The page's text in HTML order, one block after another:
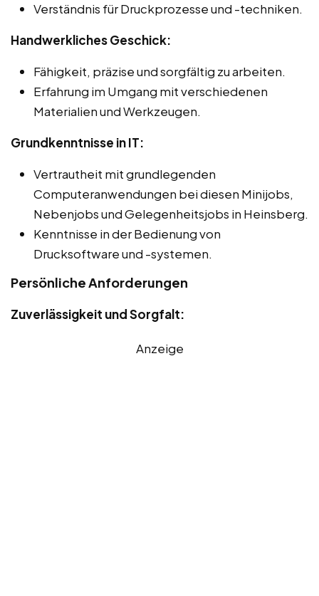
Verständnis für Druckprozesse und -techniken.
Handwerkliches Geschick:
Fähigkeit, präzise und sorgfältig zu arbeiten.
Erfahrung im Umgang mit verschiedenen
Materialien und Werkzeugen.
Grundkenntnisse in IT:
Vertrautheit mit grundlegenden
Computeranwendungen bei diesen Minijobs,
Nebenjobs und Gelegenheitsjobs in Heinsberg.
Kenntnisse in der Bedienung von
Drucksoftware und -systemen.
Persönliche Anforderungen
Zuverlässigkeit und Sorgfalt:
Anzeige